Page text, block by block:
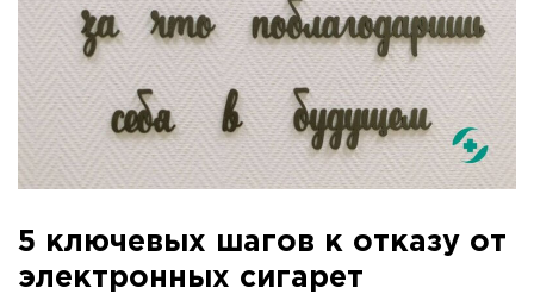
5 ключевых шагов к отказу от
электронных сигарет